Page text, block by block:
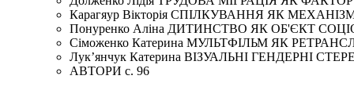
Карагяур Вікторія СПІЛКУВАННЯ ЯК
Понуренко Аліна ДИТИНСТВО ЯК ОБ'ЄКТ
Сіможенко Катерина МУЛЬТФІЛЬМ ЯК
Лук’янчук Катерина ВІЗУАЛЬНІ ГЕНДЕРНІ
АВТОРИ с. 96